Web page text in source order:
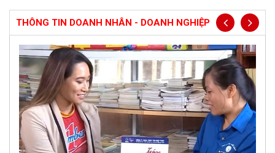
THÔNG TIN DOANH NHÂN - DOANH NGHIỆP